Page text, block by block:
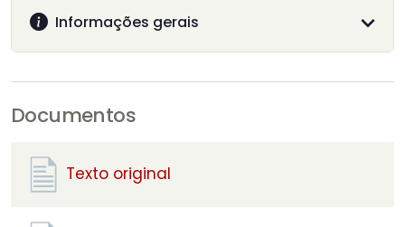
Informações gerais
Documentos
Texto original